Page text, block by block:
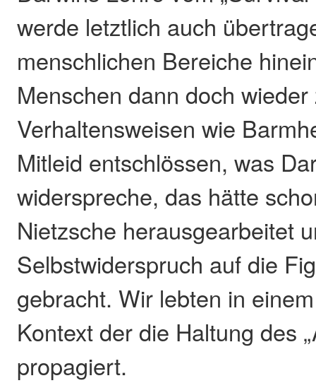
werde letztlich auch
menschlichen Bereiche
Menschen dann doch
Verhaltensweisen wie
Mitleid entschlössen, was
widerspreche, das hätte
Nietzsche herausgearbeitet
Selbstwiderspruch auf die
gebracht. Wir lebten in
Kontext der die Haltung des
propagiert.